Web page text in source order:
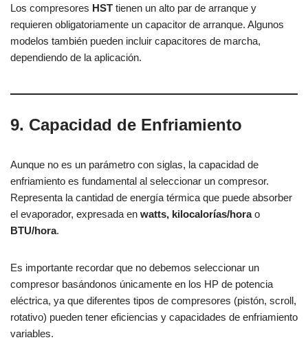
Los compresores HST tienen un alto par de arranque y
requieren obligatoriamente un capacitor de arranque. Algunos
modelos también pueden incluir capacitores de marcha,
dependiendo de la aplicación.
9. Capacidad de Enfriamiento
Aunque no es un parámetro con siglas, la capacidad de
enfriamiento es fundamental al seleccionar un compresor.
Representa la cantidad de energía térmica que puede absorber
el evaporador, expresada en watts, kilocalorías/horao
BTU/hora.
Es importante recordar que no debemos seleccionar un
compresor basándonos únicamente en los HP de potencia
eléctrica, ya que diferentes tipos de compresores (pistón, scroll,
rotativo) pueden tener eficiencias y capacidades de enfriamiento
variables.